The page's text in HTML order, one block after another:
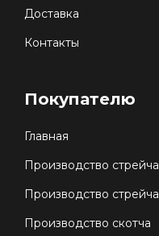
Доставка
Контакты
Покупателю
Главная
Производство стрейча
Производство стрейча
Производство скотча